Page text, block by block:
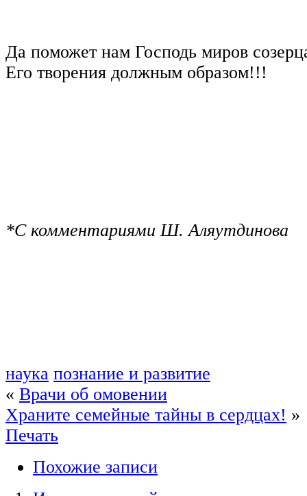
Да поможет нам Господь миров
Его творения должным образом!!!
*С комментариями Ш. Аляутдинова
наука познание и развитие
« Врачи об омовении
Храните семейные тайны в сердцах! »
Печать
Похожие записи